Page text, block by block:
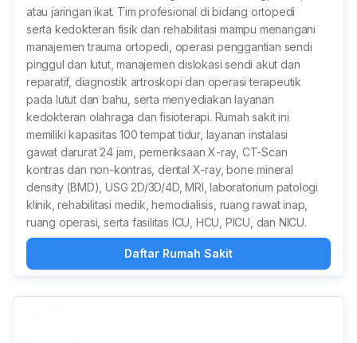
atau jaringan ikat. Tim profesional di bidang ortopedi
serta kedokteran fisik dan rehabilitasi mampu menangani
manajemen trauma ortopedi, operasi penggantian sendi
pinggul dan lutut, manajemen dislokasi sendi akut dan
reparatif, diagnostik artroskopi dan operasi terapeutik
pada lutut dan bahu, serta menyediakan layanan
kedokteran olahraga dan fisioterapi. Rumah sakit ini
memiliki kapasitas 100 tempat tidur, layanan instalasi
gawat darurat 24 jam, pemeriksaan X-ray, CT-Scan
kontras dan non-kontras, dental X-ray, bone mineral
density (BMD), USG 2D/3D/4D, MRI, laboratorium patologi
klinik, rehabilitasi medik, hemodialisis, ruang rawat inap,
ruang operasi, serta fasilitas ICU, HCU, PICU, dan NICU.
Daftar Rumah Sakit